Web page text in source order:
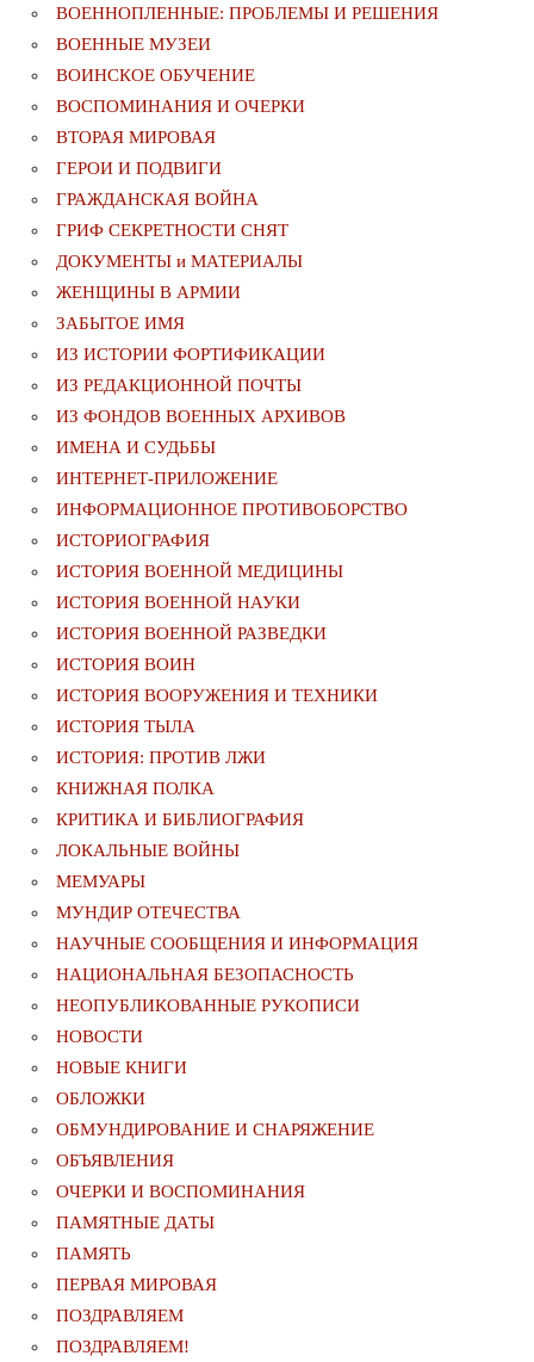
ВОЕННОПЛЕННЫЕ: ПРОБЛЕМЫ И РЕШЕНИЯ
ВОЕННЫЕ МУЗЕИ
ВОИНСКОЕ ОБУЧЕНИЕ
ВОСПОМИНАНИЯ И ОЧЕРКИ
ВТОРАЯ МИРОВАЯ
ГЕРОИ И ПОДВИГИ
ГРАЖДАНСКАЯ ВОЙНА
ГРИФ СЕКРЕТНОСТИ СНЯТ
ДОКУМЕНТЫ и МАТЕРИАЛЫ
ЖЕНЩИНЫ В АРМИИ
ЗАБЫТОЕ ИМЯ
ИЗ ИСТОРИИ ФОРТИФИКАЦИИ
ИЗ РЕДАКЦИОННОЙ ПОЧТЫ
ИЗ ФОНДОВ ВОЕННЫХ АРХИВОВ
ИМЕНА И СУДЬБЫ
ИНТЕРНЕТ-ПРИЛОЖЕНИЕ
ИНФОРМАЦИОННОЕ ПРОТИВОБОРСТВО
ИСТОРИОГРАФИЯ
ИСТОРИЯ ВОЕННОЙ МЕДИЦИНЫ
ИСТОРИЯ ВОЕННОЙ НАУКИ
ИСТОРИЯ ВОЕННОЙ РАЗВЕДКИ
ИСТОРИЯ ВОИН
ИСТОРИЯ ВООРУЖЕНИЯ И ТЕХНИКИ
ИСТОРИЯ ТЫЛА
ИСТОРИЯ: ПРОТИВ ЛЖИ
КНИЖНАЯ ПОЛКА
КРИТИКА И БИБЛИОГРАФИЯ
ЛОКАЛЬНЫЕ ВОЙНЫ
МЕМУАРЫ
МУНДИР ОТЕЧЕСТВА
НАУЧНЫЕ СООБЩЕНИЯ И ИНФОРМАЦИЯ
НАЦИОНАЛЬНАЯ БЕЗОПАСНОСТЬ
НЕОПУБЛИКОВАННЫЕ РУКОПИСИ
НОВОСТИ
НОВЫЕ КНИГИ
ОБЛОЖКИ
ОБМУНДИРОВАНИЕ И СНАРЯЖЕНИЕ
ОБЪЯВЛЕНИЯ
ОЧЕРКИ И ВОСПОМИНАНИЯ
ПАМЯТНЫЕ ДАТЫ
ПАМЯТЬ
ПЕРВАЯ МИРОВАЯ
ПОЗДРАВЛЯЕМ
ПОЗДРАВЛЯЕМ!